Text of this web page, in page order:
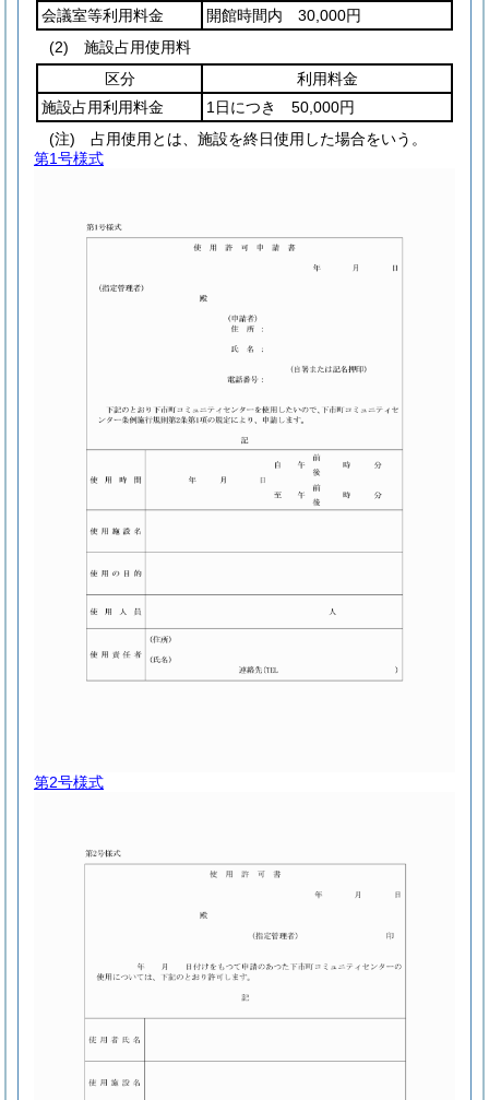
会議室等利用料金
開館時間内 30,000円
(2) 施設占用使用料
区分
利用料金
施設占用利用料金
1日につき 50,000円
(注) 占用使用とは、施設を終日使用した場合をいう。
第1号様式
第2号様式